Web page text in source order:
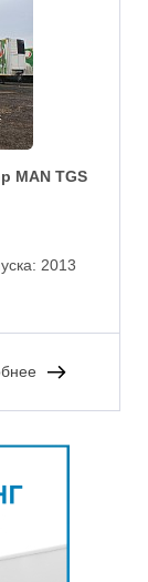
MAN TGS
2013